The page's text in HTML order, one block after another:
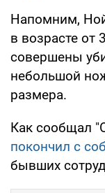
Напомним,
в возрасте от
совершены
небольшой
размера.
Как сообщал
покончил с
бывших